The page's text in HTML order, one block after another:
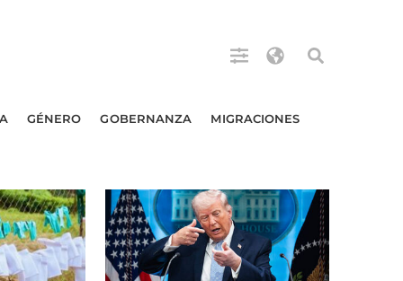
GÉNERO GOBERNANZA MIGRACIONES